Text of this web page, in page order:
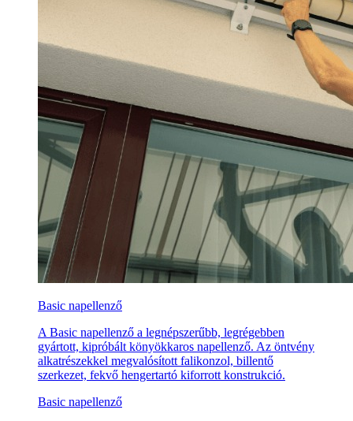
Basic napellenző
A Basic napellenző a legnépszerűbb, legrégebben
gyártott, kipróbált könyökkaros napellenző. Az öntvény
alkatrészekkel megvalósított falikonzol, billentő
szerkezet, fekvő hengertartó kiforrott konstrukció.
Basic napellenző